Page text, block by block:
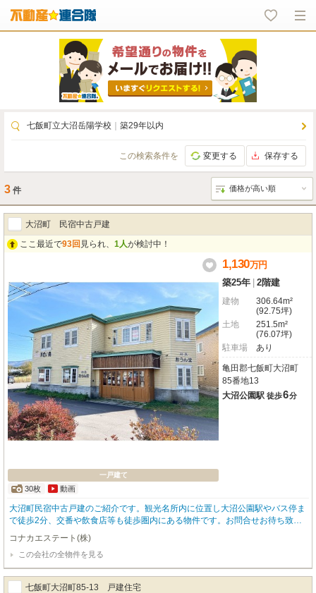
七飯町立大沼岳陽学校 築29年以内
この検索条件を 変更する 保存する
3 件
大沼町 民宿中古戸建
ここ最近で93回 見られ、 1人が検討中！
一戸建て
30枚 動画
1,130万円
築25年 2階建
建物
306.64m²
(92.75坪)
土地
251.5m²
(76.07坪)
駐車場
あり
亀田郡七飯町大沼町
85番地13
大沼公園駅 徒歩6分
大沼町民宿中古戸建のご紹介です。観光名所内に位置し大沼公園駅やバス停ま
で徒歩2分、交番や飲食店等も徒歩圏内にある物件です。お問合せお待ち致し
ております。 【借りたい・貸したい・買いたい・売りたいなど不動産のご相
談はコナカエステート（0138-83-1365）まで】
コナカエステート(株)
この会社の全物件を見る
七飯町大沼町85-13 戸建住宅